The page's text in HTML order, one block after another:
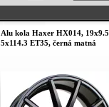
Alu kola Haxer HX014, 19x9.5
5x114.3 ET35, černá matná